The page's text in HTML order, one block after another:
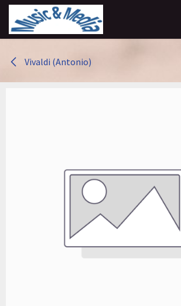
Overslaan naar inhoud
Vivaldi (Antonio)